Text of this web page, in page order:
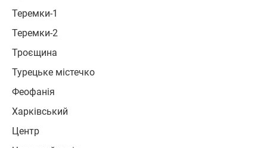
Теремки-1
Теремки-2
Троєщина
Турецьке містечко
Феофанія
Харківський
Центр